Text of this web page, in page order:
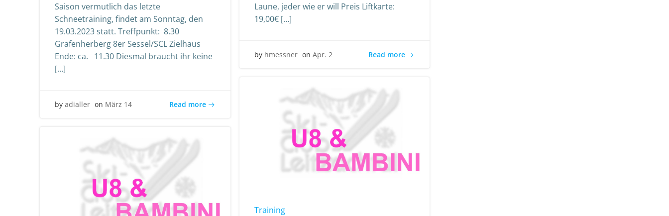
Laune, jeder wie er will Preis Liftkarte:
19,00€ […]
by hmessner on Apr. 2 Read more
Saison vermutlich das letzte
Schneetraining, findet am Sonntag, den
19.03.2023 statt. Treffpunkt: 8.30
Grafenherberg 8er Sessel/SCL Zielhaus
Ende: ca. 11.30 Diesmal braucht ihr keine
[…]
by adialler on März 14 Read more
Training